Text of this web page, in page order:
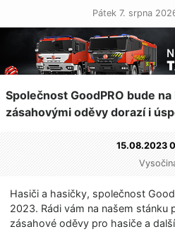
Pátek 7. srpna
Společnost GoodPRO bude
zásahovými oděvy dorazí i
15.08.2023
Hasiči a hasičky, společnost
2023. Rádi vám na našem stánku
zásahové oděvy pro hasiče a